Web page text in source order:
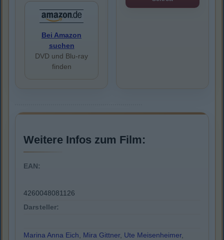
Bei Amazon
suchen
DVD und Blu-ray
finden
Weitere Infos zum Film:
EAN:
4260048081126
Darsteller:
Marina Anna Eich, Mira Gittner, Ute Meisenheimer,